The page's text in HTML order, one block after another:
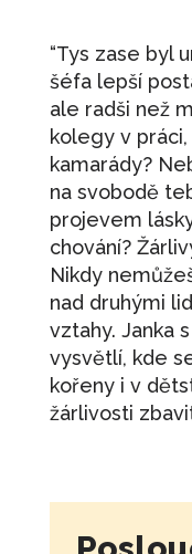
“Tys zase byl
šéfa lepší
ale radši než
kolegy v
kamarády?
na svobodě
projevem
chování?
Nikdy
nad druhými
vztahy. Janka
vysvětlí, kde
kořeny i v
žárlivosti